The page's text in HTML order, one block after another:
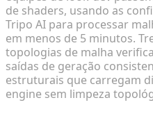
de shaders, usando as
Tripo AI para processar
em menos de 5 minutos.
topologias de malha
saídas de geração
estruturais que carregam
engine sem limpeza